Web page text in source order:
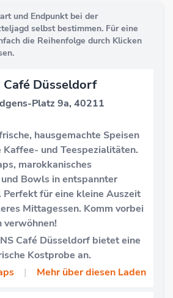
und Endpunkt bei der
selbst bestimmen. Für eine
die Reihenfolge durch Klicken
Café Düsseldorf
Platz 9a, 40211
hausgemachte Speisen
Kaffee- und Teespezialitäten.
marokkanisches
Bowls in entspannter
Perfekt für eine kleine Auszeit
Mittagessen. Komm vorbei
verwöhnen!
Café Düsseldorf bietet eine
Kostprobe an.
| Mehr über diesen Laden